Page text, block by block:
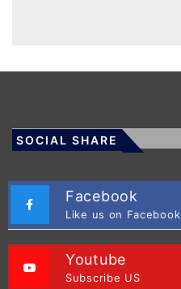
SOCIAL SHARE
Facebook
Like us on Facebook
Youtube
Subscribe US